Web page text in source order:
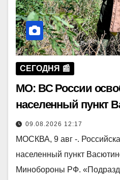
СЕГОДНЯ 📰
МО: ВС России
населенный пункт
09.08.2026 12:17
МОСКВА, 9 авг -.
населенный пункт
Минобороны РФ.